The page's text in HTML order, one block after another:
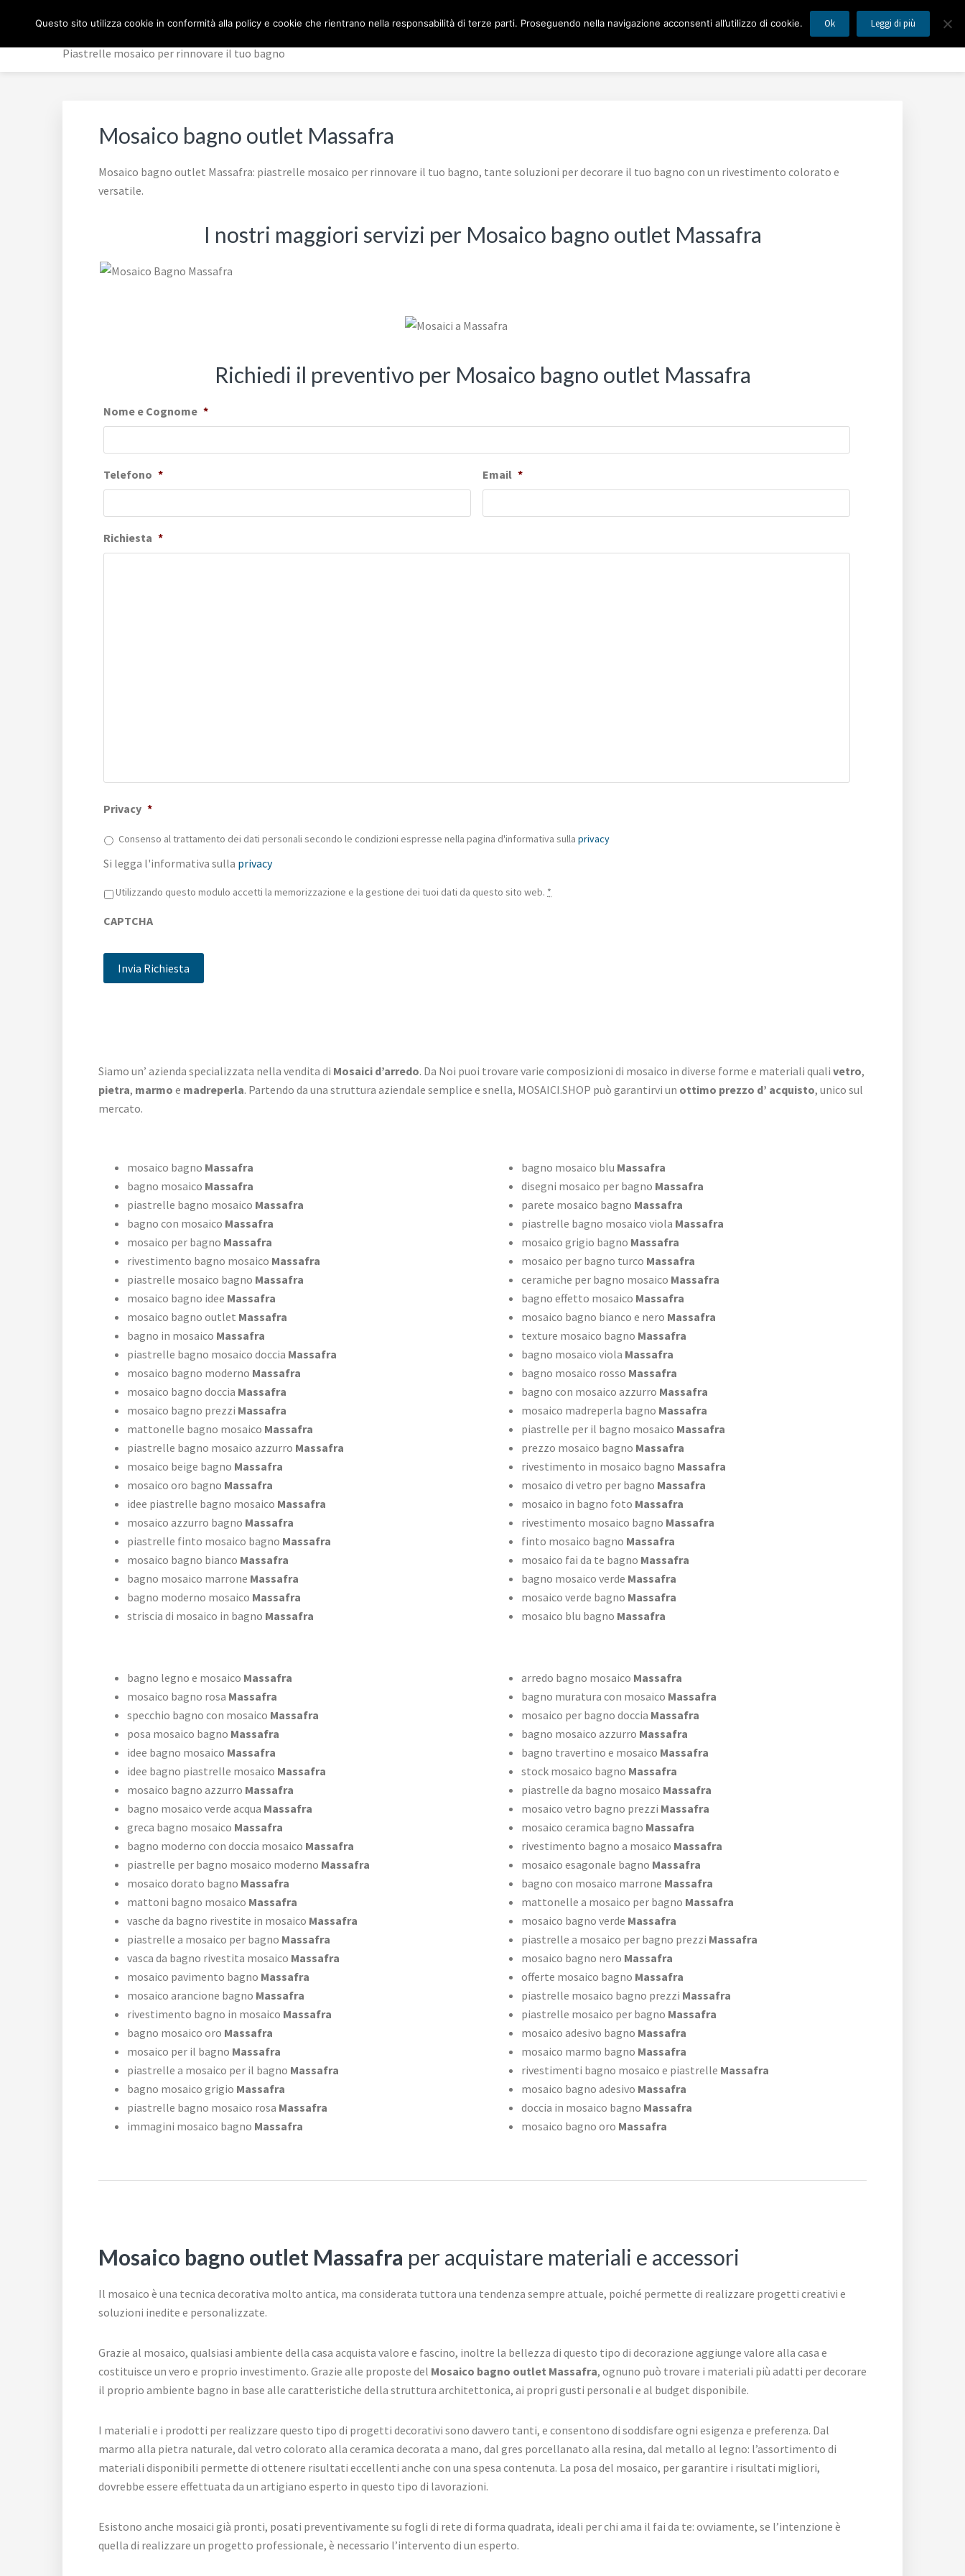
navigazione
contenuto
piè
MOSAICO BAGNO
Piastrelle mosaico per rinnovare il tuo bagno
Home MOSAICO BAGNO MILANO Blog Mappa del Sito Contatti
Mosaico bagno outlet Massafra
Mosaico bagno outlet Massafra: piastrelle mosaico per rinnovare il tuo bagno, tante soluzioni per decorare il tuo bagno con un rivestimento colorato e
versatile.
I nostri maggiori servizi per Mosaico bagno outlet Massafra
Richiedi il preventivo per Mosaico bagno outlet Massafra
Nome e Cognome *
Telefono * Email *
Richiesta *
Privacy *
Consenso al trattamento dei dati personali secondo le condizioni espresse nella pagina d'informativa sulla privacy
Si legga l'informativa sulla privacy
Privacy *
Utilizzando questo modulo accetti la memorizzazione e la gestione dei tuoi dati da questo sito web. *
CAPTCHA
Siamo un’ azienda specializzata nella vendita di Mosaici d’arredo. Da Noi puoi trovare varie composizioni di mosaico in diverse forme e materiali quali vetro,
pietra, marmo e madreperla. Partendo da una struttura aziendale semplice e snella, MOSAICI.SHOP può garantirvi un ottimo prezzo d’ acquisto, unico sul
mercato.
mosaico bagno Massafra
bagno mosaico Massafra
piastrelle bagno mosaico Massafra
bagno con mosaico Massafra
mosaico per bagno Massafra
rivestimento bagno mosaico Massafra
piastrelle mosaico bagno Massafra
mosaico bagno idee Massafra
mosaico bagno outlet Massafra
bagno in mosaico Massafra
piastrelle bagno mosaico doccia Massafra
mosaico bagno moderno Massafra
mosaico bagno doccia Massafra
mosaico bagno prezzi Massafra
mattonelle bagno mosaico Massafra
piastrelle bagno mosaico azzurro Massafra
mosaico beige bagno Massafra
mosaico oro bagno Massafra
idee piastrelle bagno mosaico Massafra
mosaico azzurro bagno Massafra
piastrelle finto mosaico bagno Massafra
mosaico bagno bianco Massafra
bagno mosaico marrone Massafra
bagno moderno mosaico Massafra
striscia di mosaico in bagno Massafra
bagno mosaico blu Massafra
disegni mosaico per bagno Massafra
parete mosaico bagno Massafra
piastrelle bagno mosaico viola Massafra
mosaico grigio bagno Massafra
mosaico per bagno turco Massafra
ceramiche per bagno mosaico Massafra
bagno effetto mosaico Massafra
mosaico bagno bianco e nero Massafra
texture mosaico bagno Massafra
bagno mosaico viola Massafra
bagno mosaico rosso Massafra
bagno con mosaico azzurro Massafra
mosaico madreperla bagno Massafra
piastrelle per il bagno mosaico Massafra
prezzo mosaico bagno Massafra
rivestimento in mosaico bagno Massafra
mosaico di vetro per bagno Massafra
mosaico in bagno foto Massafra
rivestimento mosaico bagno Massafra
finto mosaico bagno Massafra
mosaico fai da te bagno Massafra
bagno mosaico verde Massafra
mosaico verde bagno Massafra
mosaico blu bagno Massafra
bagno legno e mosaico Massafra
mosaico bagno rosa Massafra
specchio bagno con mosaico Massafra
posa mosaico bagno Massafra
idee bagno mosaico Massafra
idee bagno piastrelle mosaico Massafra
mosaico bagno azzurro Massafra
bagno mosaico verde acqua Massafra
greca bagno mosaico Massafra
bagno moderno con doccia mosaico Massafra
piastrelle per bagno mosaico moderno Massafra
mosaico dorato bagno Massafra
mattoni bagno mosaico Massafra
vasche da bagno rivestite in mosaico Massafra
piastrelle a mosaico per bagno Massafra
vasca da bagno rivestita mosaico Massafra
mosaico pavimento bagno Massafra
mosaico arancione bagno Massafra
rivestimento bagno in mosaico Massafra
bagno mosaico oro Massafra
mosaico per il bagno Massafra
piastrelle a mosaico per il bagno Massafra
bagno mosaico grigio Massafra
piastrelle bagno mosaico rosa Massafra
immagini mosaico bagno Massafra
arredo bagno mosaico Massafra
bagno muratura con mosaico Massafra
mosaico per bagno doccia Massafra
bagno mosaico azzurro Massafra
bagno travertino e mosaico Massafra
stock mosaico bagno Massafra
piastrelle da bagno mosaico Massafra
mosaico vetro bagno prezzi Massafra
mosaico ceramica bagno Massafra
rivestimento bagno a mosaico Massafra
mosaico esagonale bagno Massafra
bagno con mosaico marrone Massafra
mattonelle a mosaico per bagno Massafra
mosaico bagno verde Massafra
piastrelle a mosaico per bagno prezzi Massafra
mosaico bagno nero Massafra
offerte mosaico bagno Massafra
piastrelle mosaico bagno prezzi Massafra
piastrelle mosaico per bagno Massafra
mosaico adesivo bagno Massafra
mosaico marmo bagno Massafra
rivestimenti bagno mosaico e piastrelle Massafra
mosaico bagno adesivo Massafra
doccia in mosaico bagno Massafra
mosaico bagno oro Massafra
Mosaico bagno outlet Massafra per acquistare materiali e accessori
Il mosaico è una tecnica decorativa molto antica, ma considerata tuttora una tendenza sempre attuale, poiché permette di realizzare progetti creativi e
soluzioni inedite e personalizzate.
Grazie al mosaico, qualsiasi ambiente della casa acquista valore e fascino, inoltre la bellezza di questo tipo di decorazione aggiunge valore alla casa e
costituisce un vero e proprio investimento. Grazie alle proposte del Mosaico bagno outlet Massafra, ognuno può trovare i materiali più adatti per decorare
il proprio ambiente bagno in base alle caratteristiche della struttura architettonica, ai propri gusti personali e al budget disponibile.
I materiali e i prodotti per realizzare questo tipo di progetti decorativi sono davvero tanti, e consentono di soddisfare ogni esigenza e preferenza. Dal
marmo alla pietra naturale, dal vetro colorato alla ceramica decorata a mano, dal gres porcellanato alla resina, dal metallo al legno: l’assortimento di
materiali disponibili permette di ottenere risultati eccellenti anche con una spesa contenuta. La posa del mosaico, per garantire i risultati migliori,
dovrebbe essere effettuata da un artigiano esperto in questo tipo di lavorazioni.
Esistono anche mosaici già pronti, posati preventivamente su fogli di rete di forma quadrata, ideali per chi ama il fai da te: ovviamente, se l’intenzione è
quella di realizzare un progetto professionale, è necessario l’intervento di un esperto.
Questo sito utilizza cookie in conformità alla policy e cookie che rientrano nella responsabilità di terze parti. Proseguendo nella navigazione acconsenti all’utilizzo di cookie. Ok Leggi di più